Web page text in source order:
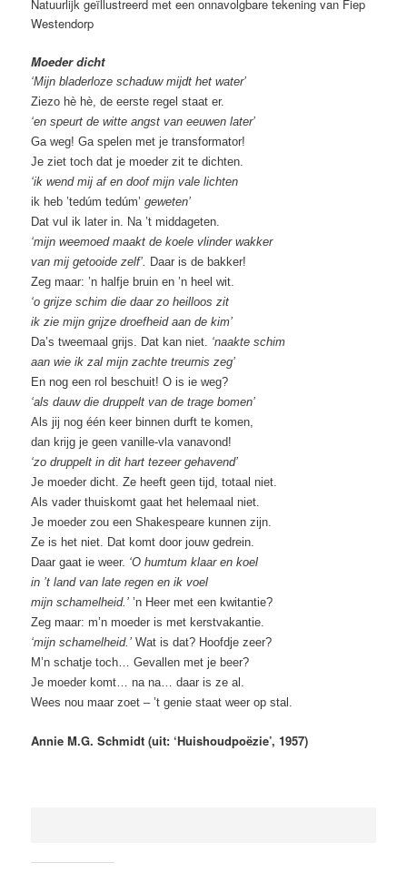
Natuurlijk geïllustreerd met een onnavolgbare tekening van Fiep
Westendorp
Moeder dicht
‘Mijn bladerloze schaduw mijdt het water’
Ziezo hè hè, de eerste regel staat er.
‘en speurt de witte angst van eeuwen later’
Ga weg! Ga spelen met je transformator!
Je ziet toch dat je moeder zit te dichten.
‘ik wend mij af en doof mijn vale lichten
ik heb ’tedúm tedúm’geweten’
Dat vul ik later in. Na ’t middageten.
‘mijn weemoed maakt de koele vlinder wakker
van mij getooide zelf’. Daar is de bakker!
Zeg maar: ’n halfje bruin en ’n heel wit.
‘o grijze schim die daar zo heilloos zit
ik zie mijn grijze droefheid aan de kim’
Da’s tweemaal grijs. Dat kan niet. ‘naakte schim
aan wie ik zal mijn zachte treurnis zeg’
En nog een rol beschuit! O is ie weg?
‘als dauw die druppelt van de trage bomen’
Als jij nog één keer binnen durft te komen,
dan krijg je geen vanille-vla vanavond!
‘zo druppelt in dit hart tezeer gehavend’
Je moeder dicht. Ze heeft geen tijd, totaal niet.
Als vader thuiskomt gaat het helemaal niet.
Je moeder zou een Shakespeare kunnen zijn.
Ze is het niet. Dat komt door jouw gedrein.
Daar gaat ie weer. ‘O humtum klaar en koel
in ’t land van late regen en ik voel
mijn schamelheid.’ ’n Heer met een kwitantie?
Zeg maar: m’n moeder is met kerstvakantie.
‘mijn schamelheid.’ Wat is dat? Hoofdje zeer?
M’n schatje toch… Gevallen met je beer?
Je moeder komt… na na… daar is ze al.
Wees nou maar zoet – ’t genie staat weer op stal.
Annie M.G. Schmidt (uit: ‘Huishoudpoëzie’, 1957)